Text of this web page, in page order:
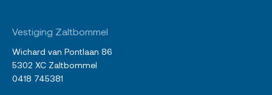
Vestiging Zaltbommel
Wichard van Pontlaan 86
5302 XC Zaltbommel
0418 745381